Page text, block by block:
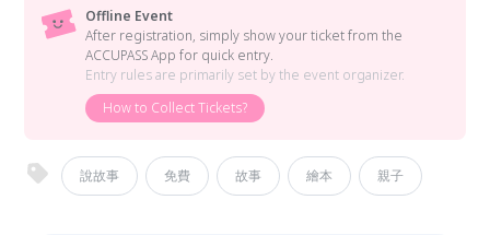
Offline Event
After registration, simply show your ticket from the
ACCUPASS App for quick entry.
Entry rules are primarily set by the event organizer.
How to Collect Tickets?
說故事 免費 故事 繪本 親子